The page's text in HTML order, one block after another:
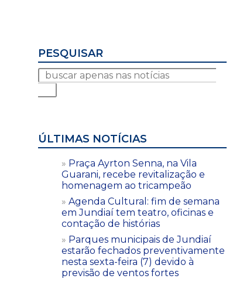
PESQUISAR
ÚLTIMAS NOTÍCIAS
Praça Ayrton Senna, na Vila
Guarani, recebe revitalização e
homenagem ao tricampeão
Agenda Cultural: fim de semana
em Jundiaí tem teatro, oficinas e
contação de histórias
Parques municipais de Jundiaí
estarão fechados preventivamente
nesta sexta-feira (7) devido à
previsão de ventos fortes